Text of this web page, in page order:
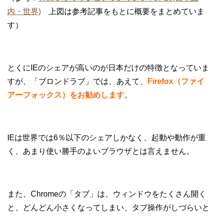
内・世界) 上図は参考記事をもとに概要をまとめていま
す）
とくにIEのシェアが高いのが日本だけの特徴となっていま
すが、「ブロンドラブ」では、あえて、
Firefox（ファイ
アーフォックス）をお勧めします。
IEは世界では6％以下のシェアしかなく、起動や動作が重
く、あまり使い勝手のよいブラウザとは言えません。
また、Chromeの「タブ」は、ウィンドウをたくさん開く
と、どんどん小さくなってしまい、タブ操作がしづらいと